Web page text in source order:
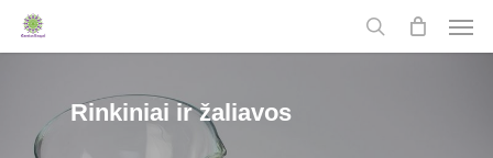
Skip
search
Rinkiniai ir žaliavos